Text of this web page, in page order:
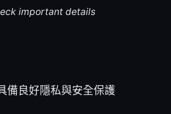
important details
備良好隱私與安全保護